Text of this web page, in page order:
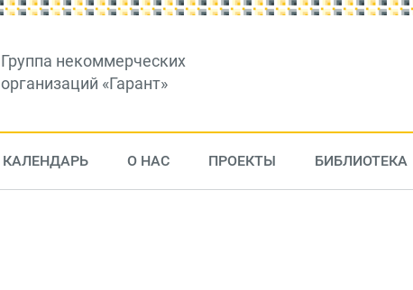
Группа некоммерческих
организаций «Гарант»
КАЛЕНДАРЬ О НАС ПРОЕКТЫ БИБЛИОТЕКА